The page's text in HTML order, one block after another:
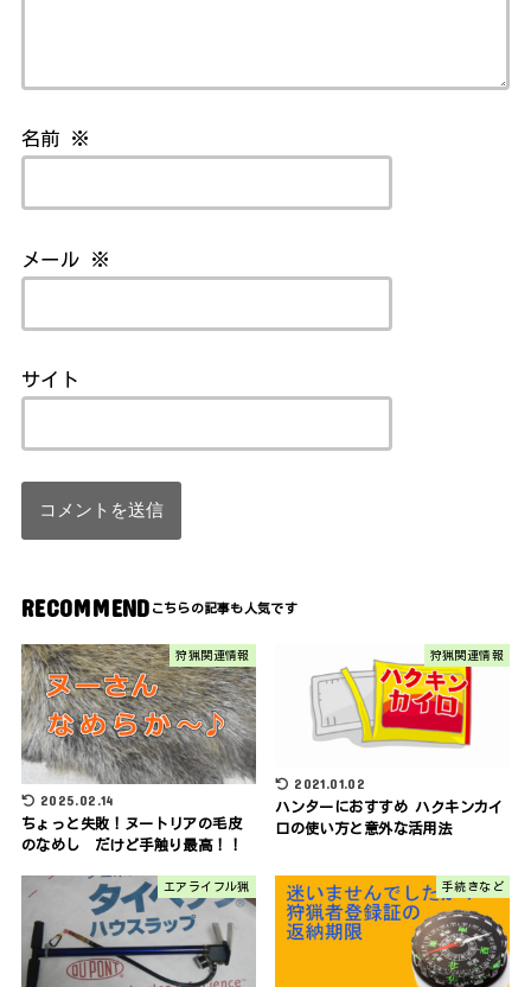
名前 ※
メール ※
サイト
RECOMMEND
狩猟関連情報
2025.02.14
ちょっと失敗！ヌートリアの毛皮
のなめし だけど手触り最高！！
狩猟関連情報
2021.01.02
ハンターにおすすめ ハクキンカイ
ロの使い方と意外な活用法
エアライフル猟 手続きなど